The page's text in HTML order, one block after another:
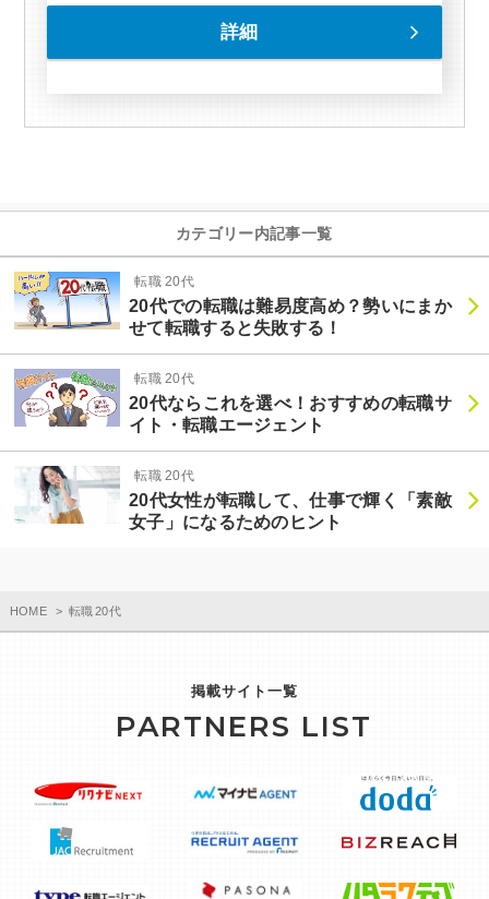
詳細
カテゴリー内記事一覧
20代での転職は難易度高め？勢いにまか
せて転職すると失敗する！
転職 20代
20代ならこれを選べ！おすすめの転職サ
イト・転職エージェント
転職 20代
20代女性が転職して、仕事で輝く「素敵
女子」になるためのヒント
転職 20代
HOME 転職 20代
掲載サイト一覧
PARTNERS LIST